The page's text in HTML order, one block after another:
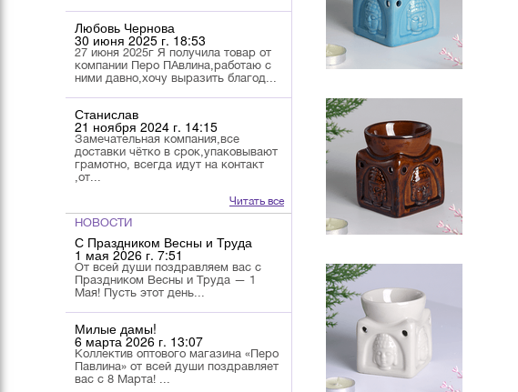
Любовь Чернова
30 июня 2025 г. 18:53
27 июня 2025г Я получила товар от
компании Перо ПАвлина,работаю с
ними давно,хочу выразить благод...
Станислав
21 ноября 2024 г. 14:15
Замечательная компания,все
доставки чётко в срок,упаковывают
грамотно, всегда идут на контакт
,от...
Читать все
НОВОСТИ
С Праздником Весны и Труда
1 мая 2026 г. 7:51
От всей души поздравляем вас с
Праздником Весны и Труда — 1
Мая! Пусть этот день...
Милые дамы!
6 марта 2026 г. 13:07
Коллектив оптового магазина «Перо
Павлина» от всей души поздравляет
вас с 8 Марта! ...